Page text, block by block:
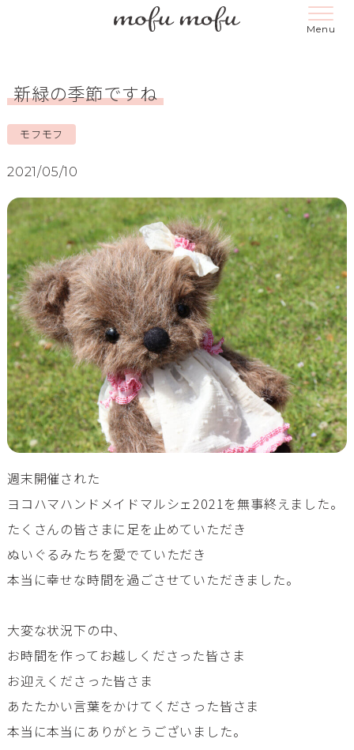
新緑の季節ですね
モフモフ
2021/05/10
週末開催された
ヨコハマハンドメイドマルシェ2021を無事終えました。
たくさんの皆さまに足を止めていただき
ぬいぐるみたちを愛でていただき
本当に幸せな時間を過ごさせていただきました。
大変な状況下の中、
お時間を作ってお越しくださった皆さま
お迎えくださった皆さま
あたたかい言葉をかけてくださった皆さま
本当に本当にありがとうございました。